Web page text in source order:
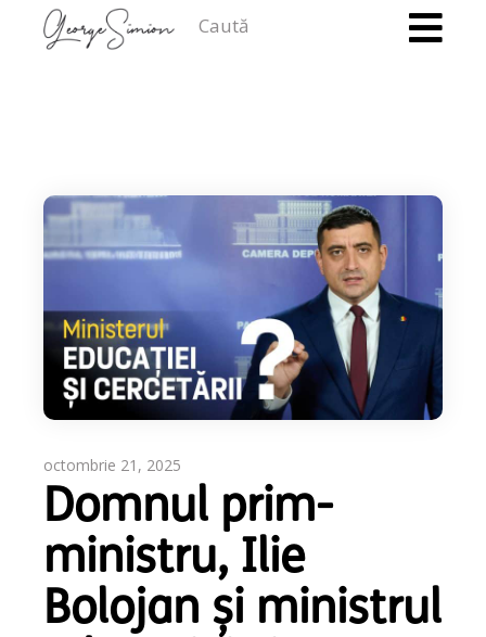
octombrie 21, 2025
Domnul prim-
ministru, Ilie
Bolojan și ministrul